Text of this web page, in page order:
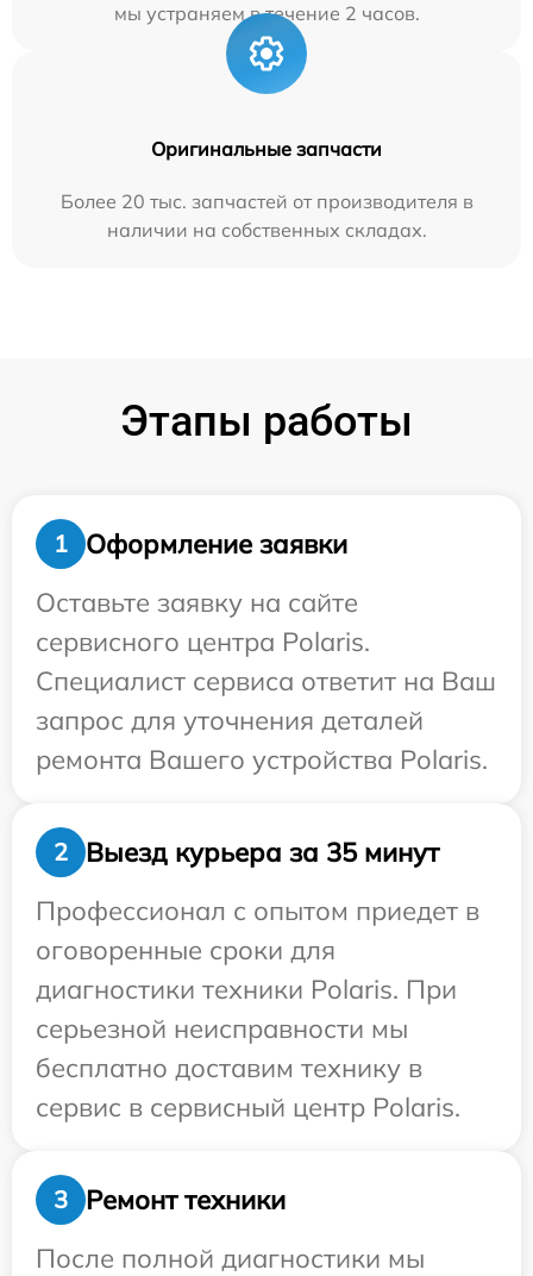
мы устраняем в течение 2 часов.
Оригинальные запчасти
Более 20 тыс. запчастей от производителя в
наличии на собственных складах.
Этапы работы
1
Оформление заявки
Оставьте заявку на сайте
сервисного центра Polaris.
Специалист сервиса ответит на Ваш
запрос для уточнения деталей
ремонта Вашего устройства Polaris.
2
Выезд курьера за 35 минут
Профессионал с опытом приедет в
оговоренные сроки для
диагностики техники Polaris. При
серьезной неисправности мы
бесплатно доставим технику в
сервис в сервисный центр Polaris.
3
Ремонт техники
После полной диагностики мы